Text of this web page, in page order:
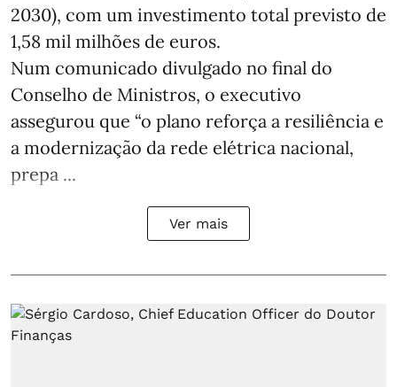
2030), com um investimento total previsto de
1,58 mil milhões de euros.
Num comunicado divulgado no final do
Conselho de Ministros, o executivo
assegurou que “o plano reforça a resiliência e
a modernização da rede elétrica nacional,
prepa ...
Ver mais